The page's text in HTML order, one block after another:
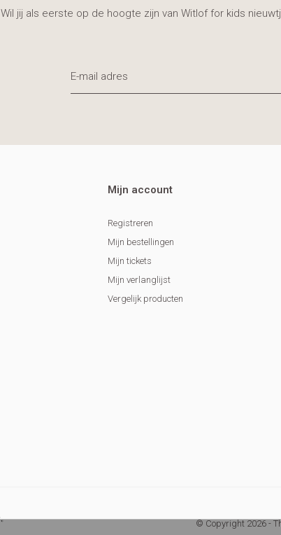
Wil jij als eerste op de hoogte zijn van Witlof for kids
Mijn account
Registreren
Mijn bestellingen
Mijn tickets
Mijn verlanglijst
Vergelijk producten
© Copyright 2026 -